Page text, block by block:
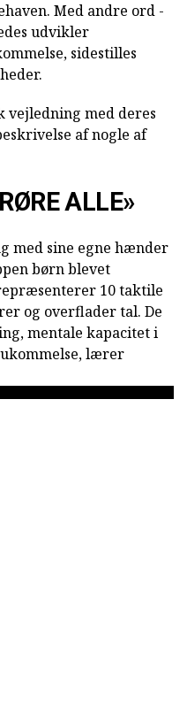
Med andre ord -
udvikler
sidestilles
vejledning med deres
af nogle af
ALLE»
med sine egne hænder
børn blevet
10 taktile
og overflader tal. De
mentale kapacitet i
lærer